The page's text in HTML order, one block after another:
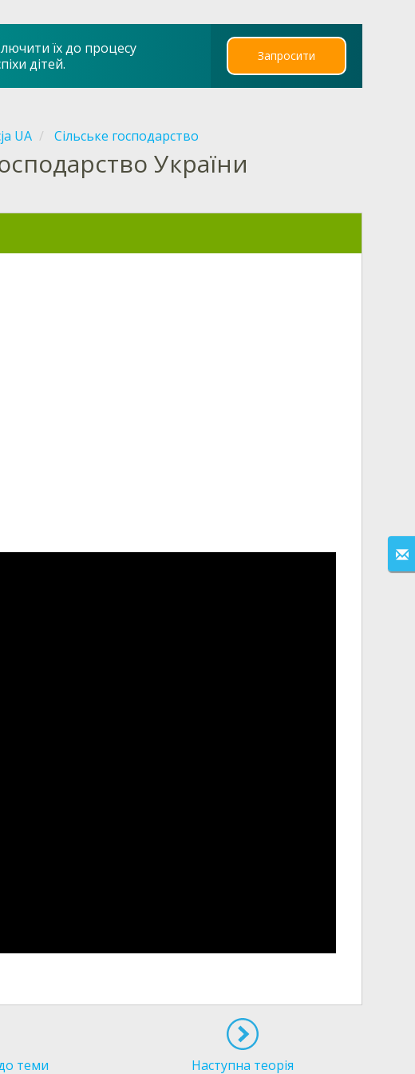
їх до процесу
дітей.
Запросити
UA Сільське господарство
України
теми Наступна теорія